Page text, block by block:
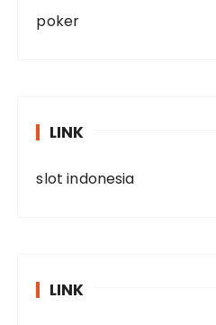
poker
LINK
slot indonesia
LINK